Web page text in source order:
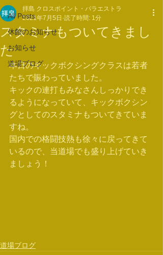
All Posts
休館のお知らせ
お知らせ
道場ブログ
スタミナもついてきまし
た
拝島 クロスポイント・パラエストラ
2021年7月5日 読了時間: 1分
本日のキックボクシングクラスは若者
たちで賑わっていました。
キックの連打もみなさんしっかりでき
るようになっていて、キックボクシン
グとしてのスタミナもついてきていま
すね。
国内での格闘技熱も徐々に戻ってきて
いるので、当道場でも盛り上げていき
ましょう！
道場ブログ